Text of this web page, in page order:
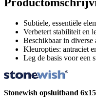
Subtiele, essentiële
Verbetert stabiliteit en
Beschikbaar in
Kleuropties: antraciet
Leg de basis voor een
Stonewish opsluitband